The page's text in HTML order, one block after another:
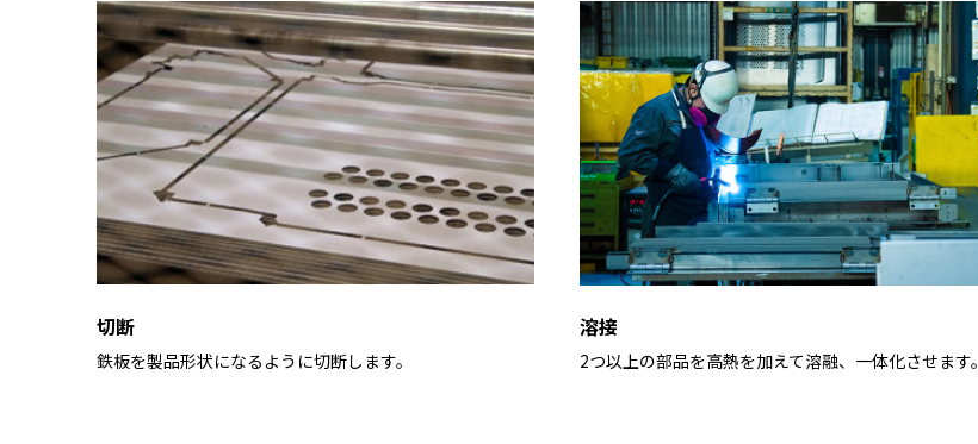
切断
鉄板を製品形状になるように切断します。
溶接
2つ以上の部品を高熱を加えて溶融、一体化させます。